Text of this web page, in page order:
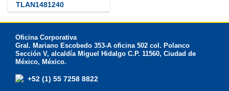
TLAN1481240
Oficina Corporativa
Gral. Mariano Escobedo 353-A oficina 502 col. Polanco
Sección V, alcaldía Miguel Hidalgo C.P. 11560, Ciudad de
México, México.
+52 (1) 55 7258 8822